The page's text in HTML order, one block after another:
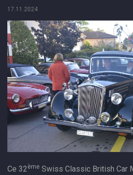
17.11.2024
Ce 32 ème Swiss Classic British Car